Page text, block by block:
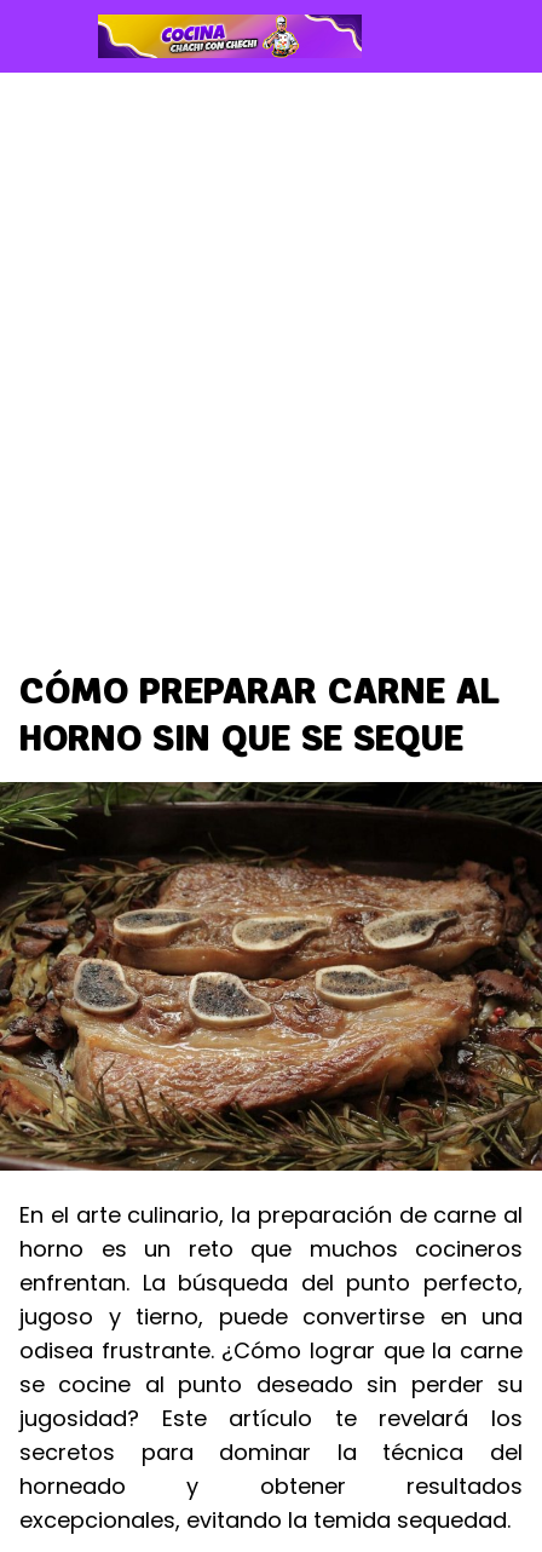
CÓMO PREPARAR CARNE AL
HORNO SIN QUE SE SEQUE
En el arte culinario, la preparación de carne al
horno es un reto que muchos cocineros
enfrentan. La búsqueda del punto perfecto,
jugoso y tierno, puede convertirse en una
odisea frustrante. ¿Cómo lograr que la carne
se cocine al punto deseado sin perder su
jugosidad? Este artículo te revelará los
secretos para dominar la técnica del
horneado y obtener resultados
excepcionales, evitando la temida sequedad.